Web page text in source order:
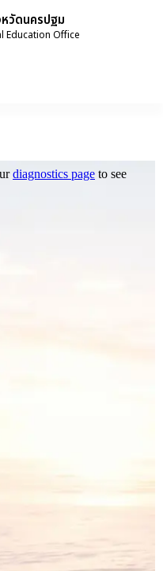
วัดนครปฐม
Education Office